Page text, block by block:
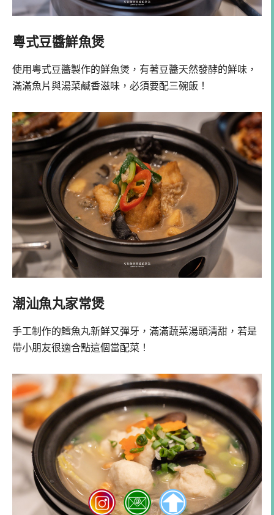
粵式豆醬鮮魚煲
使用粵式豆醬製作的鮮魚煲，有著豆醬天然發酵的鮮味，
滿滿魚片與湯菜鹹香滋味，必須要配三碗飯！
潮汕魚丸家常煲
手工制作的鱈魚丸新鮮又彈牙，滿滿蔬菜湯頭清甜，若是
帶小朋友很適合點這個當配菜！